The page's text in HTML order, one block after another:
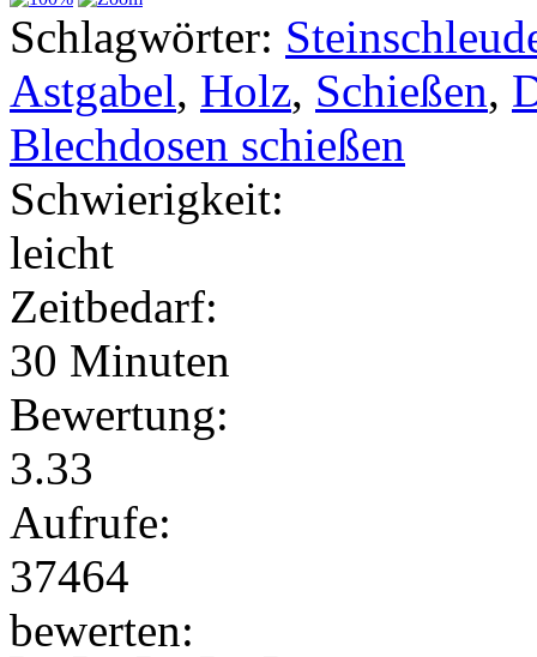
Schlagwörter:
Astgabel, Holz, Schießen,
Blechdosen schießen
Schwierigkeit:
leicht
Zeitbedarf:
30 Minuten
Bewertung:
3.33
Aufrufe:
37464
bewerten: